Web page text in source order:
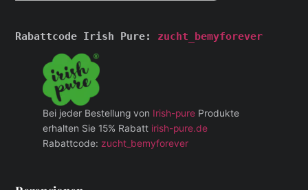
Rabattcode Irish Pure: zucht_bemyforever
Bei jeder Bestellung von Irish-pure Produkte
erhalten Sie 15% Rabatt irish-pure.de
Rabattcode: zucht_bemyforever